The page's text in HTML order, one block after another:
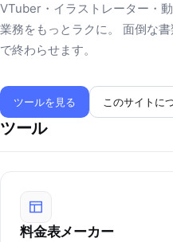
VTuber・イラストレーター・
業務をもっとラクに。 面倒な
で終わらせます。
ツールを見る このサイトに
ツール
料金表メーカー